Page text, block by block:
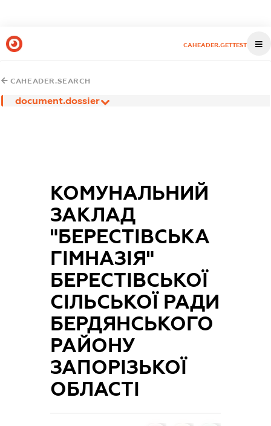
CAHEADER.GETTEST
CAHEADER.SEARCH
document.dossier
КОМУНАЛЬНИЙ
ЗАКЛАД
"БЕРЕСТІВСЬКА
ГІМНАЗІЯ"
БЕРЕСТІВСЬКОЇ
СІЛЬСЬКОЇ РАДИ
БЕРДЯНСЬКОГО
РАЙОНУ
ЗАПОРІЗЬКОЇ
ОБЛАСТІ